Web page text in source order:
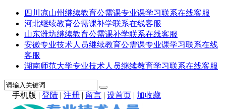
四川凉山州继续教育公需课专业课学习联系在线客服
河北继续教育公需课补学联系在线客服
山东潍坊继续教育公需课补学联系在线客服
安徽专业技术人员继续教育公需课专业课学习联系在线
客服
湖南师范大学专业技术人员继续教育学习联系在线客服
手机版 | 登陆 | 注册 | 留言 | 设首页 | 加收藏